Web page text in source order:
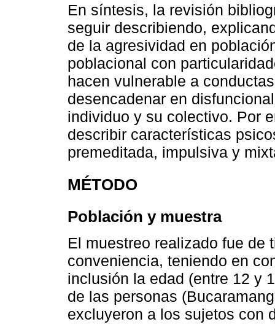
En síntesis, la revisión
seguir describiendo,
de la agresividad en
poblacional con
hacen vulnerable a
desencadenar en
individuo y su colectivo. Por
describir características
premeditada, impulsiva y
MÉTODO
Población y muestra
El muestreo realizado fue de
conveniencia, teniendo en
inclusión la edad (entre 12 y
de las personas
excluyeron a los sujetos con